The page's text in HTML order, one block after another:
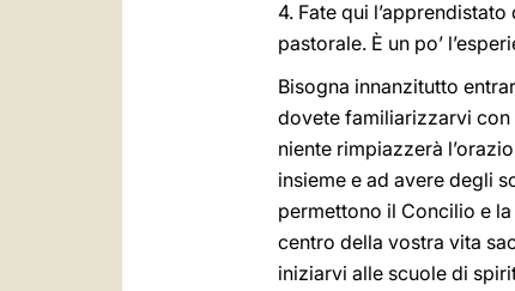
4. Fate qui
pastorale. È un po’
Bisogna innanzitutto
dovete familiarizzarvi con
niente rimpiazzerà
insieme e ad avere degli
permettono il Concilio e
centro della vostra vita
iniziarvi alle scuole di